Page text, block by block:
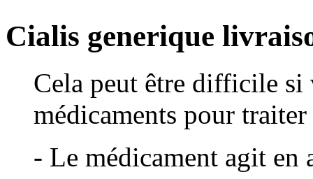
Cialis generique
Cela peut être difficile si
médicaments pour
- Le médicament agit en